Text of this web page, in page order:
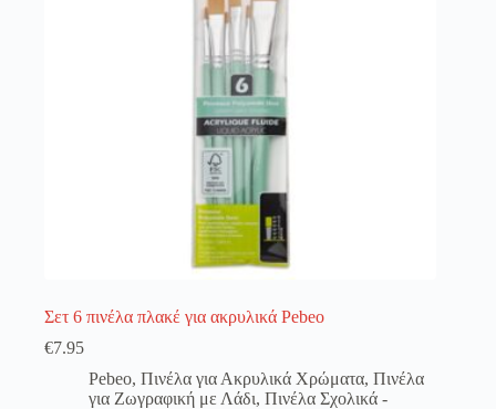
Σετ 6 πινέλα πλακέ για ακρυλικά Pebeo
€7.95
Pebeo, Πινέλα για Ακρυλικά Χρώματα, Πινέλα
για Ζωγραφική με Λάδι, Πινέλα Σχολικά -